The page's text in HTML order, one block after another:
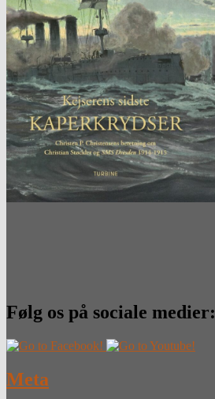
Følg os på sociale medier:
Meta